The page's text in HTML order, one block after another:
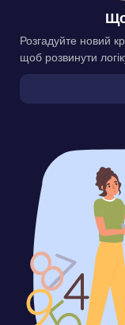
Розгадуйте новий
щоб розвинути